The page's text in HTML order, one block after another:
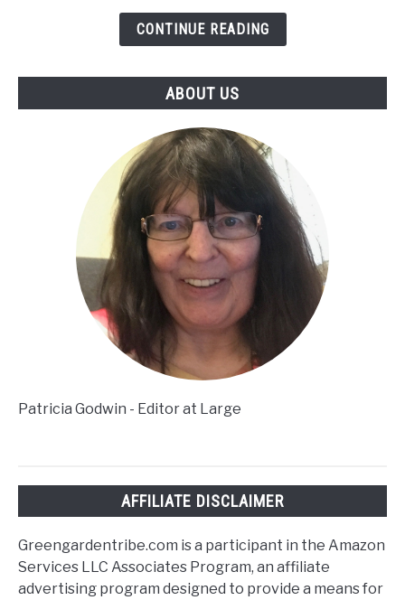
CONTINUE READING
ABOUT US
Patricia Godwin - Editor at Large
AFFILIATE DISCLAIMER
Greengardentribe.com is a participant in the Amazon
Services LLC Associates Program, an affiliate
advertising program designed to provide a means for